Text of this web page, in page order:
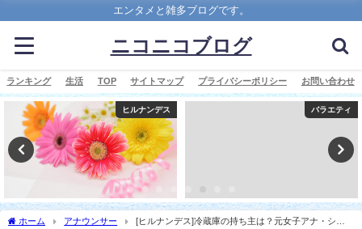
エンタメと雑多ブログです。
ニコニコブログ
ランキング 生活 TOP サイトマップ プライバシーポリシー お問い合わせ
ヒルナンデス バラエティ
ホーム アナウンサー
[ヒルナンデス]冷蔵庫の持ち主は？元女子アナ・シン